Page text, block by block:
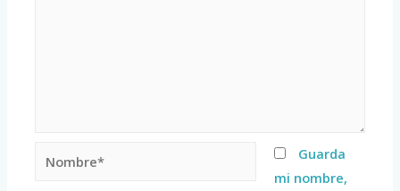
Guarda
mi nombre,